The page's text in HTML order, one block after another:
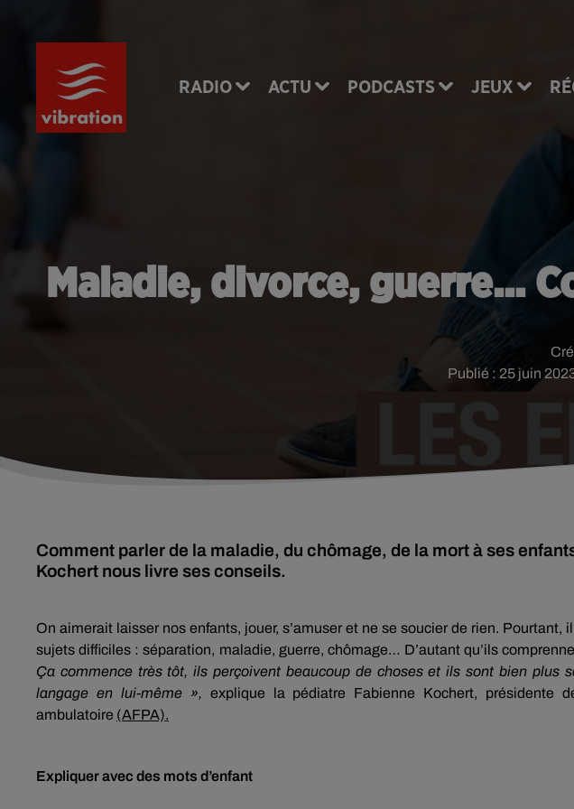
RADIO ACTU PODCASTS JEUX
Maladie, divorce, guerre...
Publié : 25 juin
Comment parler de la maladie, du chômage, de la mort à ses
Kochert nous livre ses conseils.
On aimerait laisser nos enfants, jouer, s’amuser et ne se soucier de rien. Pourtant,
sujets difficiles : séparation, maladie, guerre, chômage… D’autant qu’ils
Ça commence très tôt, ils perçoivent beaucoup de choses et ils sont bien plus
langage en lui-même », explique la pédiatre Fabienne Kochert, présidente
ambulatoire (AFPA).
Expliquer avec des mots d’enfant